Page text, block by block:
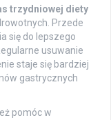
trzydniowej diety
Przede
się do lepszego
usuwanie
staje się bardziej
gastrycznych
pomóc w